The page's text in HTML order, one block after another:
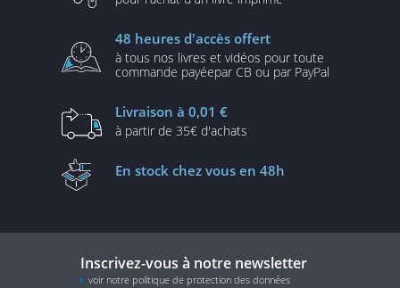
48 heures d'accès offert
à tous nos livres et vidéos pour toute
commande payéepar CB ou par PayPal
Livraison à 0,01 €
à partir de 35€ d'achats
En stock chez vous en 48h
Inscrivez-vous à notre newsletter
voir notre politique de protection des données